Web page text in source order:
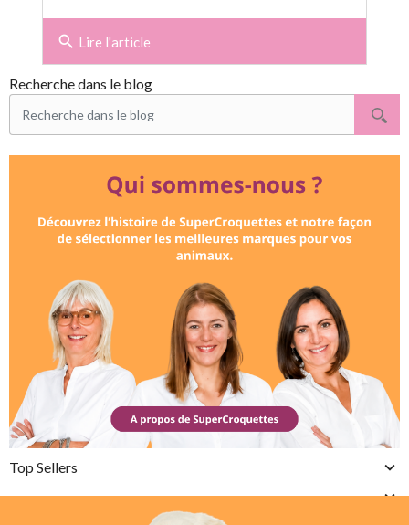
Recherche dans le blog
Top Sellers
search Lire l'article